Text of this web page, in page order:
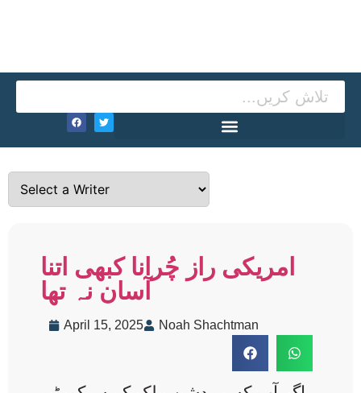
امریکی راز چُرانا کبھی اتنا
آسان نہ تھا
April 15, 2025 Noah Shachtman